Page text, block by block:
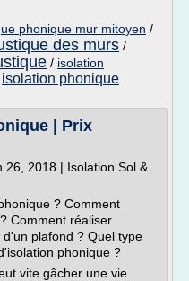
phonique mur mitoyen /
des murs /
/ isolation
isolation phonique
| Prix
26, 2018 | Isolation Sol &
? Comment
Comment réaliser
plafond ? Quel type
phonique ?
vite gâcher une vie.